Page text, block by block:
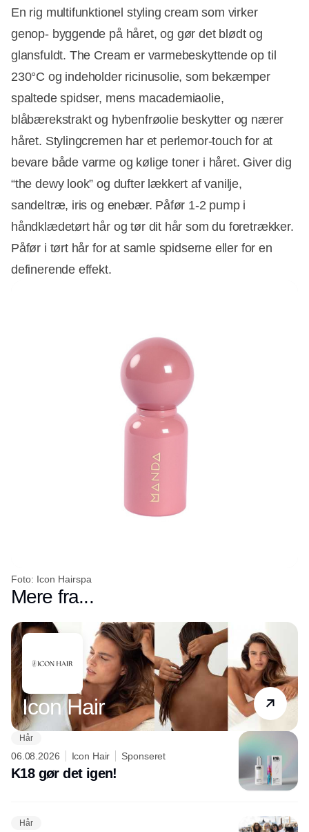
En rig multifunktionel styling cream som virker
genop- byggende på håret, og gør det blødt og
glansfuldt. The Cream er varmebeskyttende op til
230°C og indeholder ricinusolie, som bekæmper
spaltede spidser, mens macademiaolie,
blåbærekstrakt og hybenfrøolie beskytter og nærer
håret. Stylingcremen har et perlemor-touch for at
bevare både varme og kølige toner i håret. Giver dig
“the dewy look” og dufter lækkert af vanilje,
sandeltræ, iris og enebær. Påfør 1-2 pump i
håndklædetørt hår og tør dit hår som du foretrækker.
Påfør i tørt hår for at samle spidserne eller for en
definerende effekt.
Foto: Icon Hairspa
Mere fra...
Icon Hair
Hår
06.08.2026 Icon Hair Sponseret
K18 gør det igen!
Hår